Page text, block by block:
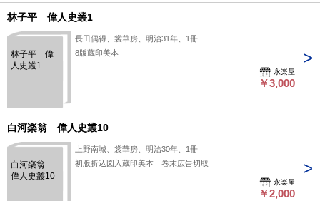
林子平 偉人史叢1
林子平 偉
人史叢1
長田偶得、裳華房、明治31年、1冊
8版蔵印美本
永楽屋
￥3,000
白河楽翁 偉人史叢10
白河楽翁
偉人史叢10
上野南城、裳華房、明治30年、1冊
初版折込図入蔵印美本 巻末広告切取
永楽屋
￥2,000